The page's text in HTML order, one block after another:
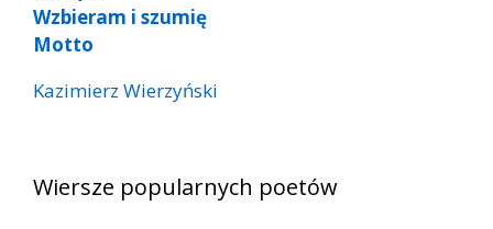
Wzbieram i szumię
Motto
Kazimierz Wierzyński
Wiersze popularnych poetów